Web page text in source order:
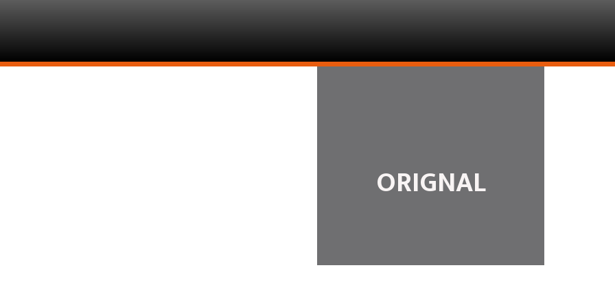
ORIGNAL